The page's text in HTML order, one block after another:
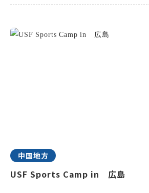
中国地方
USF Sports Camp in 広島